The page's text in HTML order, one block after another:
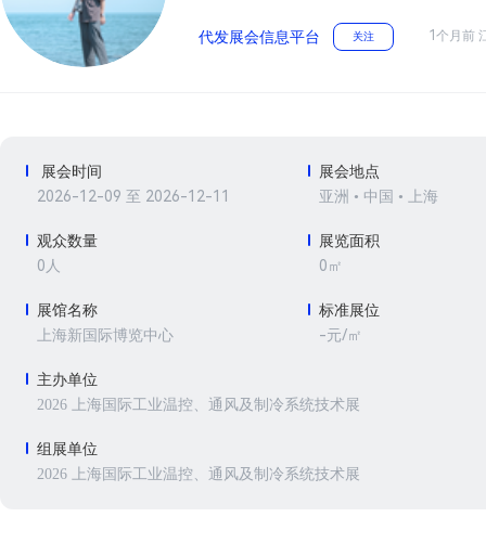
代发展会信息平台 关注 1个月前
展会时间
2026-12-09 至 2026-12-11
展会地点
亚洲 • 中国 • 上海
观众数量
0人
展览面积
0㎡
展馆名称
上海新国际博览中心
标准展位
-元/㎡
主办单位
2026 上海国际工业温控、通风及制冷系统技术展
组展单位
2026 上海国际工业温控、通风及制冷系统技术展